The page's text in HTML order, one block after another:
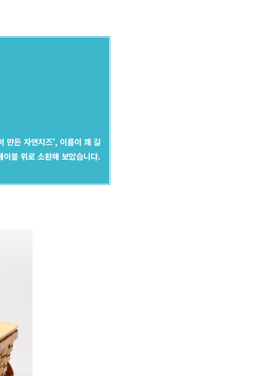
만든 자연치즈', 이름이 꽤 길
블 위로 소환해 보았습니다.